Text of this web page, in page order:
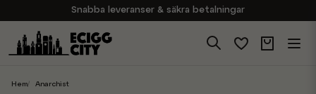
Snabba leveranser & säkra betalningar
Handla i vår butik på Sveavägen
Brett sortiment av produkter
Hem Anarchist